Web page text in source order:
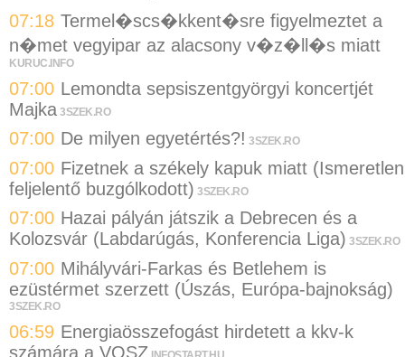
07:18 Termel�scs�kkent�sre figyelmeztet a
n�met vegyipar az alacsony v�z�ll�s miatt
KURUC.INFO
07:00 Lemondta sepsiszentgyörgyi koncertjét
Majka 3SZEK.RO
07:00 De milyen egyetértés?! 3SZEK.RO
07:00 Fizetnek a székely kapuk miatt (Ismeretlen
feljelentő buzgólkodott) 3SZEK.RO
07:00 Hazai pályán játszik a Debrecen és a
Kolozsvár (Labdarúgás, Konferencia Liga) 3SZEK.RO
07:00 Mihályvári-Farkas és Betlehem is
ezüstérmet szerzett (Úszás, Európa-bajnokság)
3SZEK.RO
06:59 Energiaösszefogást hirdetett a kkv-k
számára a VOSZ